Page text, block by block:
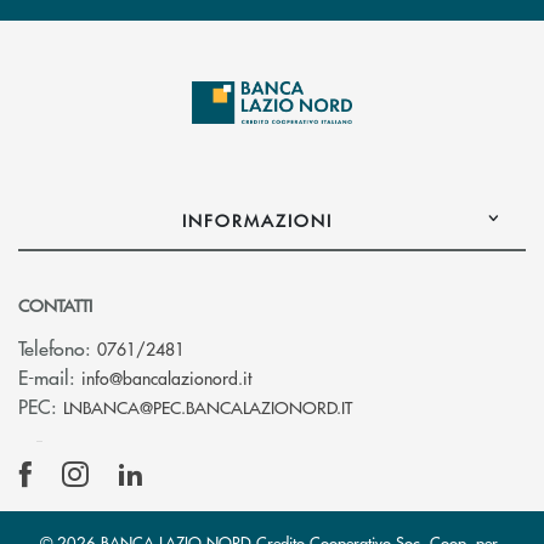
INFORMAZIONI
CONTATTI
Telefono: 0761/2481
E-mail: info@bancalazionord.it(si apre l’app di posta elettronica)
PEC: LNBANCA@PEC.BANCALAZIONORD.IT(si apre l’app di posta